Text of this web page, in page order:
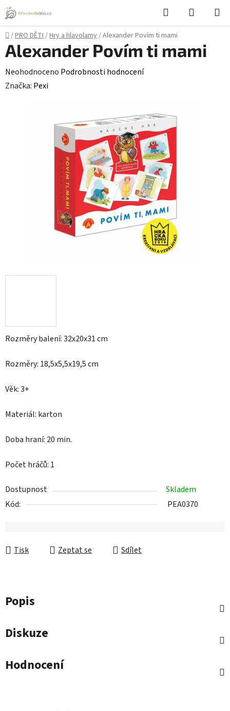
Přejít
na
obsah
Hledat
KOŠÍK
Domů
/PRO DĚTI/Hry a hlavolamy/Alexander Povím ti mami
Rozměry balení: 32x20x31 cm
Rozměry: 18,5x5,5x19,5 cm
Věk: 3+
Materiál: karton
Doba hraní: 20 min.
Počet hráčů: 1
Dostupnost
Skladem
Kód:
PEA0370
Tisk Zeptat se Sdílet
Alexander Povím ti mami
Průměrné
hodnocení
Neohodnoceno Podrobnosti hodnocení
Značka: Pexi
Popis
Diskuze
Hodnocení